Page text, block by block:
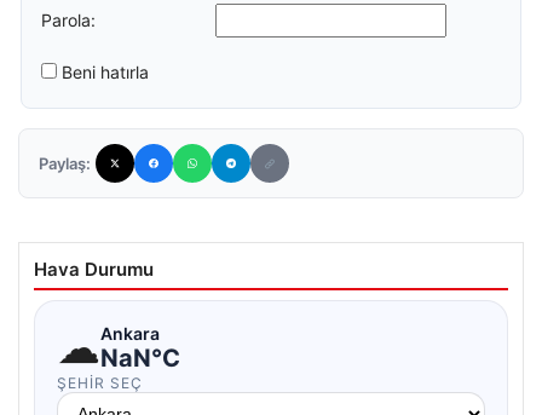
Parola:
Beni hatırla
Paylaş:
Hava Durumu
☁Ankara
NaN°C
ŞEHIR SEÇ